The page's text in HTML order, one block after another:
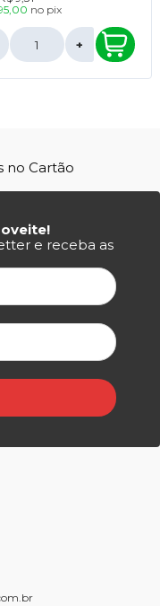
no pix
+
no Cartão
e receba as